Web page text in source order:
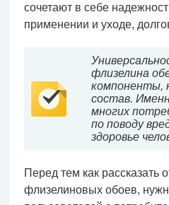
сочетают в себе
применении и уходе,
флизелина
компоненты,
состав.
многих
по поводу
здоровье
Перед тем как рассказать
флизелиновых обоев,